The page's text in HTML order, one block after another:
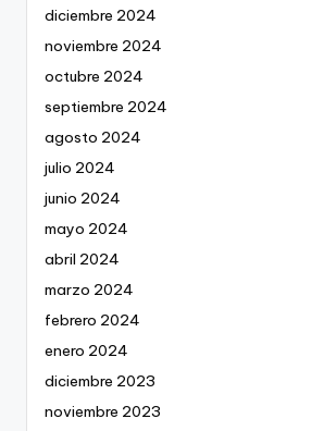
diciembre 2024
noviembre 2024
octubre 2024
septiembre 2024
agosto 2024
julio 2024
junio 2024
mayo 2024
abril 2024
marzo 2024
febrero 2024
enero 2024
diciembre 2023
noviembre 2023